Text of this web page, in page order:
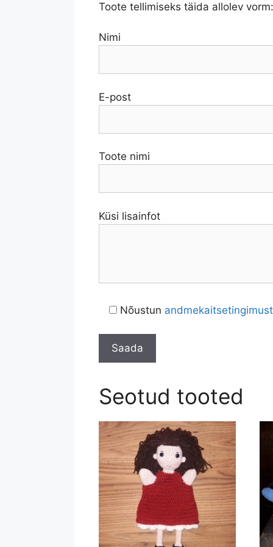
Toote tellimiseks täida allolev vorm:
Nimi
E-post
Toote nimi
Küsi lisainfot
Nõustun
Seotud tooted